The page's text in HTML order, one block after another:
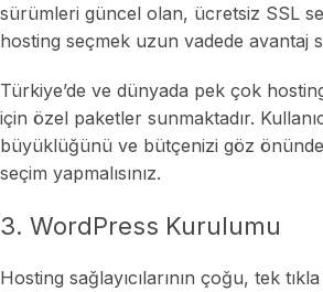
sürümleri güncel olan, ücretsiz SSL
hosting seçmek uzun vadede avantaj
Türkiye’de ve dünyada pek çok
için özel paketler sunmaktadır.
büyüklüğünü ve bütçenizi göz
seçim yapmalısınız.
3. WordPress Kurulumu
Hosting sağlayıcılarının çoğu, tek